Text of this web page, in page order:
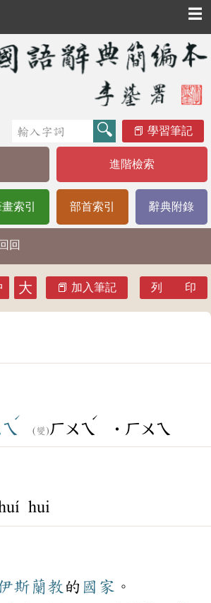
☰
學習筆記
進階檢索
索引 部首索引 辭典附錄
回
大 加入筆記 列 印
ˊ
(變) ㄏㄨㄟ
ˊ
˙ㄏㄨㄟ
hui
斯蘭教 的 國家 。